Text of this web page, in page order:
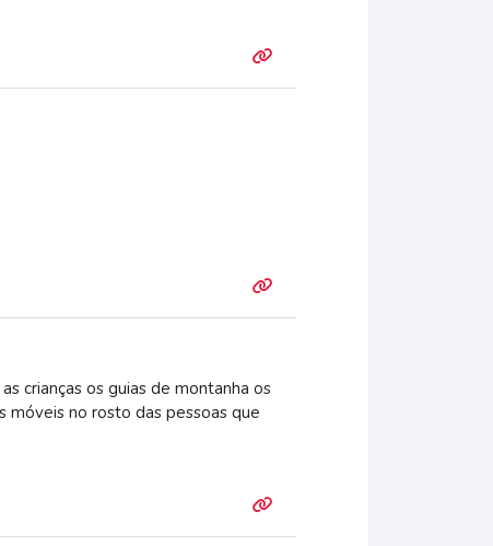
crianças os guias de montanha os
móveis no rosto das pessoas que